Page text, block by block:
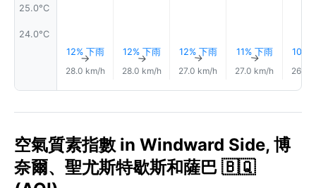
25.0°C
24.0°C
12% 下雨
↑
28.0 km/h
12% 下雨
↑
28.0 km/h
12% 下雨
↑
27.0 km/h
11% 下雨
↑
27.0 km/h
10%
26.0
空氣質素指數 in Windward Side, 博
奈爾、聖尤斯特歇斯和薩巴 🇧🇶